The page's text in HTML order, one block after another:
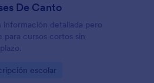
De Canto
información detallada pero
para cursos cortos sin
escolar